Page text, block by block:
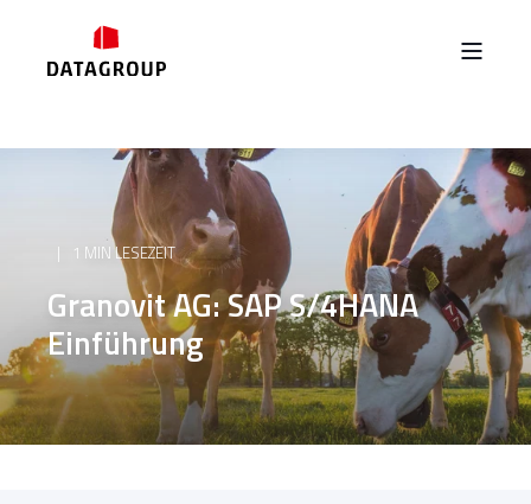
1 MIN LESEZEIT
Granovit AG: SAP S/4HANA
Einführung